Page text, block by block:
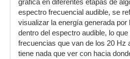
grafica en diferentes etapas de
espectro frecuencial audible, se
visualizar la energía generada por
dentro del espectro audible, lo
frecuencias que van de los 20 Hz
tiene nada que ver con hacia